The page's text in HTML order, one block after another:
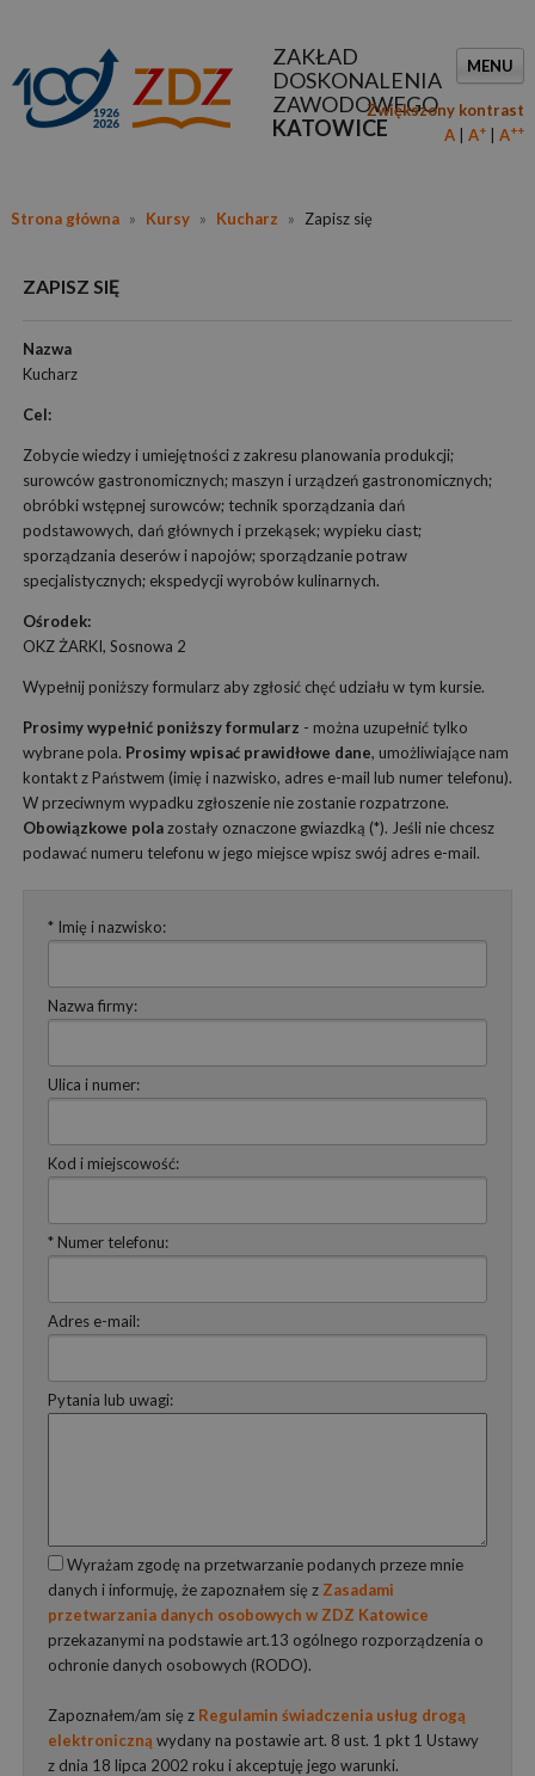
ZAKŁAD
DOSKONALENIA
ZAWODOWEGO
KATOWICE
MENU
Zwiększony kontrast
A
A+ A++
Strona główna » Kursy » Kucharz » Zapisz się
ZAPISZ SIĘ
Nazwa
Kucharz
Cel:
Zobycie wiedzy i umiejętności z zakresu planowania produkcji;
surowców gastronomicznych; maszyn i urządzeń gastronomicznych;
obróbki wstępnej surowców; technik sporządzania dań
podstawowych, dań głównych i przekąsek; wypieku ciast;
sporządzania deserów i napojów; sporządzanie potraw
specjalistycznych; ekspedycji wyrobów kulinarnych.
Ośrodek:
OKZ ŻARKI, Sosnowa 2
Wypełnij poniższy formularz aby zgłosić chęć udziału w tym kursie.
Prosimy wypełnić poniższy formularz - można uzupełnić tylko
wybrane pola. Prosimy wpisać prawidłowe dane, umożliwiające nam
kontakt z Państwem (imię i nazwisko, adres e-mail lub numer telefonu).
W przeciwnym wypadku zgłoszenie nie zostanie rozpatrzone.
Obowiązkowe polazostały oznaczone gwiazdką (*). Jeśli nie chcesz
podawać numeru telefonu w jego miejsce wpisz swój adres e-mail.
* Imię i nazwisko:
Nazwa firmy:
Ulica i numer:
Kod i miejscowość:
* Numer telefonu:
Adres e-mail:
Pytania lub uwagi:
Wyrażam zgodę na przetwarzanie podanych przeze mnie
danych i informuję, że zapoznałem się z Zasadami
przetwarzania danych osobowych w ZDZ Katowice
przekazanymi na podstawie art.13 ogólnego rozporządzenia o
ochronie danych osobowych (RODO).
Zapoznałem/am się z Regulamin świadczenia usług drogą
elektroniczną wydany na postawie art. 8 ust. 1 pkt 1 Ustawy
z dnia 18 lipca 2002 roku i akceptuję jego warunki.